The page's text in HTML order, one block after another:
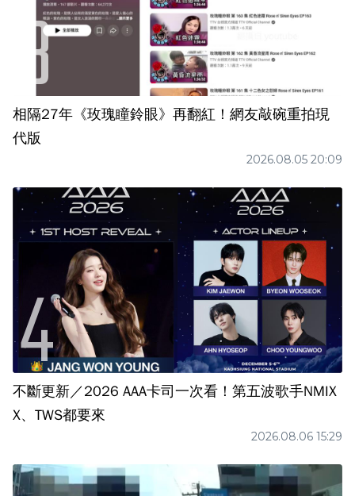
相隔27年《玫瑰瞳鈴眼》再翻紅！網友敲碗重拍現
代版
2026.08.05 20:09
不斷更新／2026 AAA卡司一次看！第五波歌手NMIX
X、TWS都要來
2026.08.06 15:29